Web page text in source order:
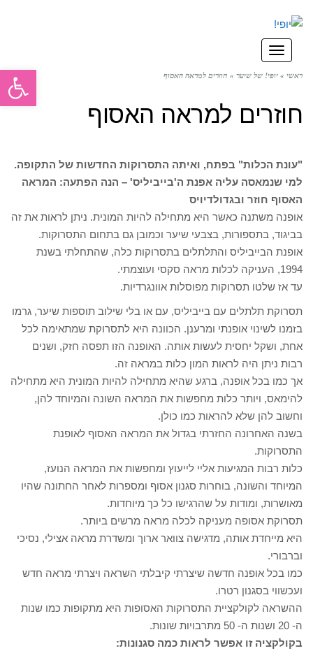
תפריט
ראשי » יופי! של שיער » חוזרים למראה האסוף
חוזרים למראה האסוף
"עונת הכלות" בפתח, ואיתה התסרוקות החדשות של התקופה.
למי שנמאסה עליה אפנת ה'בייביליס' – הנה הפתעה: המראה
האסוף חוזר ובגדולדיויס
אופנה משתנה כאשר היא מתחילה להיות המונית. ניתן לראות את זה
בביגוד, בתספורות, בצבעי שיער וכמובן גם בתחום התסרוקות.
אופנת הבייביליס והתלתלים בתסרוקות כלה, שהתחלתי בשנת
1994, העניקה לכלות מראה סקסי ועוצמתי.
עד אז שלטו תסרוקות מפוסלות אוונגרדיות.
תסרוקת תלתלים עם בייביליס, עם או בלי שילוב תוספות שיער, גרמו
בזמנו לשינוי אופנתי ומרענן. הכוונה היא לתסרוקת שמתאימה לכל
אחת, ושקל יחסית לעשות אותה. האופנה הזו תפסה חזק, ושנים
רבות ניתן היה לראות המון כלות במראה זה.
אך כמו בכל אופנה, ברגע שהיא מתחילה להיות המונית היא מתחילה
להימאס, ויותר כלות מחפשות את המראה השונה והמיוחד להן,
וחשוב להן שלא להראות כמו כולן.
בשנה האחרונה החזרתי בגדול את המראה האסוף לאופנת
התסרוקות.
כלות רבות המגיעות אליי לייעוץ ומחפשות את המראה הנועז,
המיוחד והשונה, בוחרות סגנון אסוף ומספרות לאחר החתונה שהיו
מאושרות, ומודות על שהרגישו כל כך מיוחדות.
תסרוקת אסופה מעניקה לכלה מראה מרשים ביותר.
היא מייחדת אותה, מדגישה צוואר ארוך ומשדרת מראה אצילי, נסיכי
וברבורי.
כמו בכל אופנה חדשה שיצרתי קיבלתי השראה ויצרתי מראה חדש
ועכשווי בסגנון רטרו.
ההשראה לקולקציית התסרוקות האסופות היא מתקופות כמו שנות
ה- 20 ושנות ה- 50 מתרבויות שונות.
בקולקציה זו אפשר לראות כמה סגנונות:
פתח